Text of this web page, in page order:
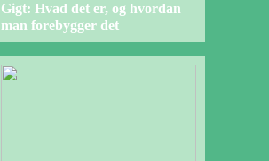
Gigt: Hvad det er, og hvordan
man forebygger det